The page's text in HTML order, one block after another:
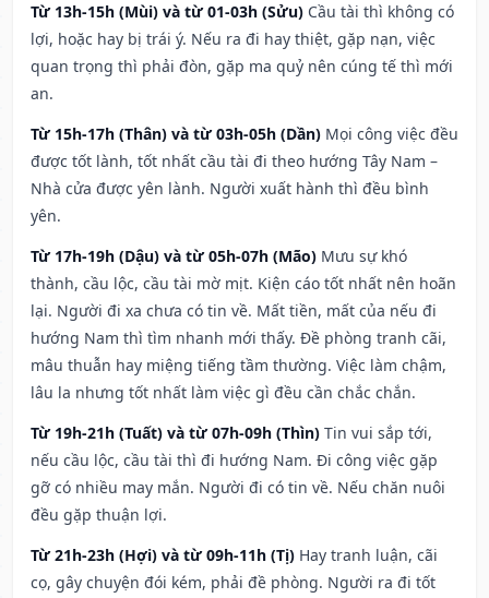
Từ 13h-15h (Mùi) và từ 01-03h (Sửu) Cầu tài thì không có
lợi, hoặc hay bị trái ý. Nếu ra đi hay thiệt, gặp nạn, việc
quan trọng thì phải đòn, gặp ma quỷ nên cúng tế thì mới
an.
Từ 15h-17h (Thân) và từ 03h-05h (Dần) Mọi công việc đều
được tốt lành, tốt nhất cầu tài đi theo hướng Tây Nam –
Nhà cửa được yên lành. Người xuất hành thì đều bình
yên.
Từ 17h-19h (Dậu) và từ 05h-07h (Mão) Mưu sự khó
thành, cầu lộc, cầu tài mờ mịt. Kiện cáo tốt nhất nên hoãn
lại. Người đi xa chưa có tin về. Mất tiền, mất của nếu đi
hướng Nam thì tìm nhanh mới thấy. Đề phòng tranh cãi,
mâu thuẫn hay miệng tiếng tầm thường. Việc làm chậm,
lâu la nhưng tốt nhất làm việc gì đều cần chắc chắn.
Từ 19h-21h (Tuất) và từ 07h-09h (Thìn) Tin vui sắp tới,
nếu cầu lộc, cầu tài thì đi hướng Nam. Đi công việc gặp
gỡ có nhiều may mắn. Người đi có tin về. Nếu chăn nuôi
đều gặp thuận lợi.
Từ 21h-23h (Hợi) và từ 09h-11h (Tị) Hay tranh luận, cãi
cọ, gây chuyện đói kém, phải đề phòng. Người ra đi tốt